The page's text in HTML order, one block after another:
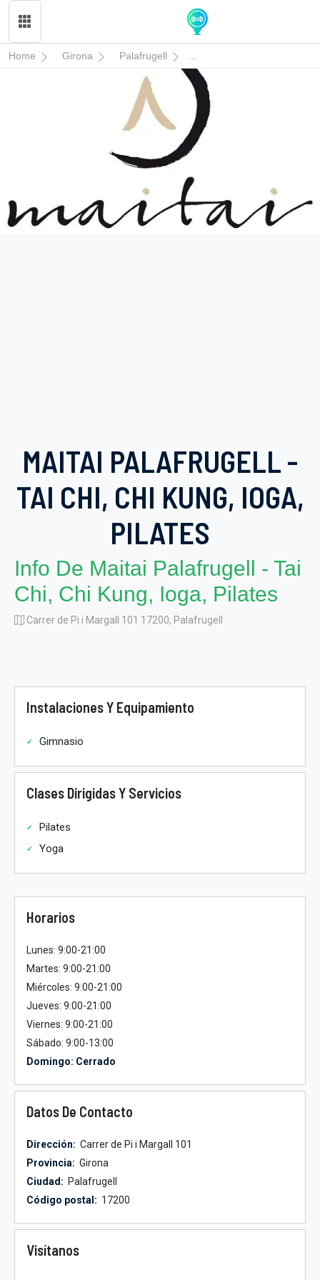
Home Girona Palafrugell Maitai Palafrugell - Tai Chi,
MAITAI PALAFRUGELL -
TAI CHI, CHI KUNG, IOGA,
PILATES
Info De Maitai Palafrugell - Tai
Chi, Chi Kung, Ioga, Pilates
Carrer de Pi i Margall 101 17200, Palafrugell
Instalaciones Y Equipamiento
Gimnasio
Clases Dirigidas Y Servicios
Pilates
Yoga
Horarios
Lunes: 9:00-21:00
Martes: 9:00-21:00
Miércoles: 9:00-21:00
Jueves: 9:00-21:00
Viernes: 9:00-21:00
Sábado: 9:00-13:00
Domingo: Cerrado
Datos De Contacto
Dirección: Carrer de Pi i Margall 101
Provincia: Girona
Ciudad: Palafrugell
Código postal: 17200
Visítanos